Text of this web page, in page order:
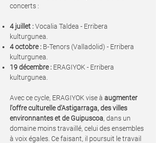
concerts :
4 juillet :Vocalia Taldea - Erribera
kulturgunea.
4 octobre : B-Tenors (Valladolid) - Erribera
kulturgunea.
19 décembre : ERAGIYOK - Erribera
kulturgunea.
Avec ce cycle, ERAGIYOK vise à augmenter
l'offre culturelle d'Astigarraga, des villes
environnantes et de Guipuscoa, dans un
domaine moins travaillé, celui des ensembles
à voix égales. Ce faisant, il poursuit le travail